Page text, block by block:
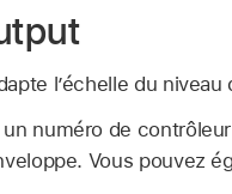
l’échelle du niveau
numéro de
Vous pouvez